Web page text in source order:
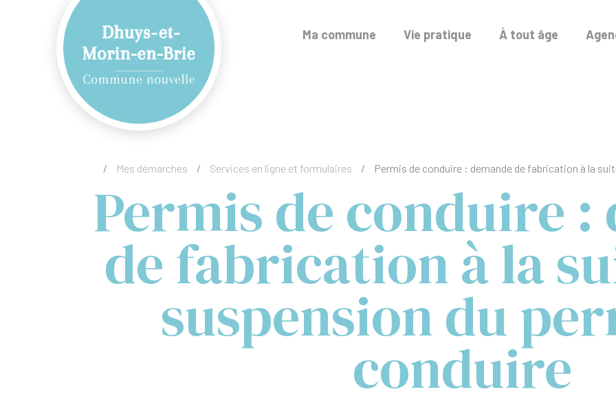
Ma commune Vie pratique À tout âge
/ Mes démarches / Services en ligne et formulaires / Permis de conduire : demande de fabrication à la
Permis de conduire :
de fabrication à la
suspension du
conduire